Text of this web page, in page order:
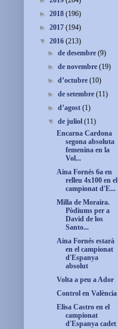
► 2018 (196)
► 2017 (194)
▼ 2016 (213)
►de desembre(9)
►de novembre(19)
►d’octubre(10)
►de setembre(11)
►d’agost(1)
▼de juliol(11)
Encarna Cardona
segona absoluta
femenina en la
Vol...
Aina Fornés 6a en
relleu 4x100 en el
campionat d'E...
Milla de Moraira.
Pòdiums per a
David de los
Santo...
Aina Fornés estarà
en el campionat
d'Espanya
absolut
Volta a peu a Ador
Control en València
Elisa Castro en el
campionat
d'Espanya cadet